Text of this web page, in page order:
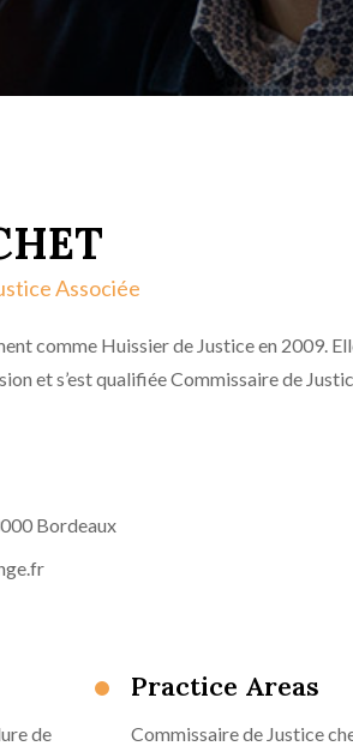
Associée
comme Huissier de Justice en 2009.
et s’est qualifiée Commissaire de
Bordeaux
de
Practice Areas
Commissaire de Justice